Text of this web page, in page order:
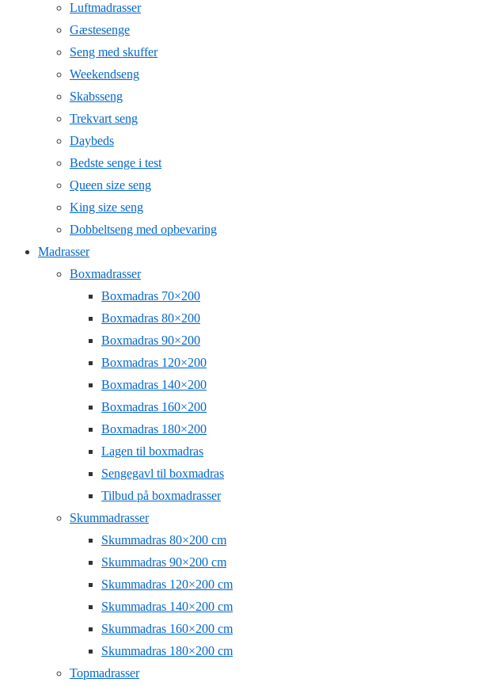
Luftmadrasser
Gæstesenge
Seng med skuffer
Weekendseng
Skabsseng
Trekvart seng
Daybeds
Bedste senge i test
Queen size seng
King size seng
Dobbeltseng med opbevaring
Madrasser
Boxmadrasser
Boxmadras 70×200
Boxmadras 80×200
Boxmadras 90×200
Boxmadras 120×200
Boxmadras 140×200
Boxmadras 160×200
Boxmadras 180×200
Lagen til boxmadras
Sengegavl til boxmadras
Tilbud på boxmadrasser
Skummadrasser
Skummadras 80×200 cm
Skummadras 90×200 cm
Skummadras 120×200 cm
Skummadras 140×200 cm
Skummadras 160×200 cm
Skummadras 180×200 cm
Topmadrasser